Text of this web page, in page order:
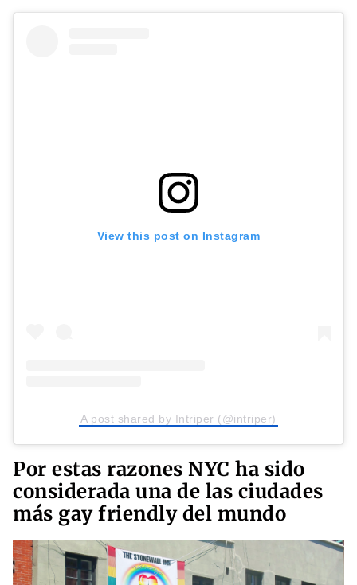
View this post on Instagram
A post shared by Intriper (@intriper)
Por estas razones NYC ha sido
considerada una de las ciudades
más gay friendly del mundo